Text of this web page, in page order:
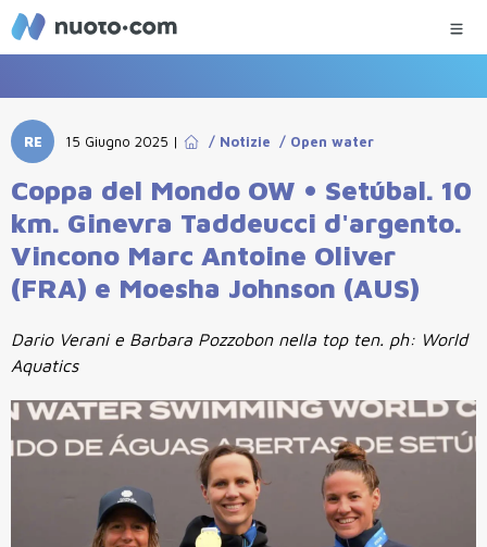
RE 15 Giugno 2025 | / Notizie / Open water
Coppa del Mondo OW • Setúbal. 10
km. Ginevra Taddeucci d'argento.
Vincono Marc Antoine Oliver
(FRA) e Moesha Johnson (AUS)
Dario Verani e Barbara Pozzobon nella top ten. ph: World
Aquatics